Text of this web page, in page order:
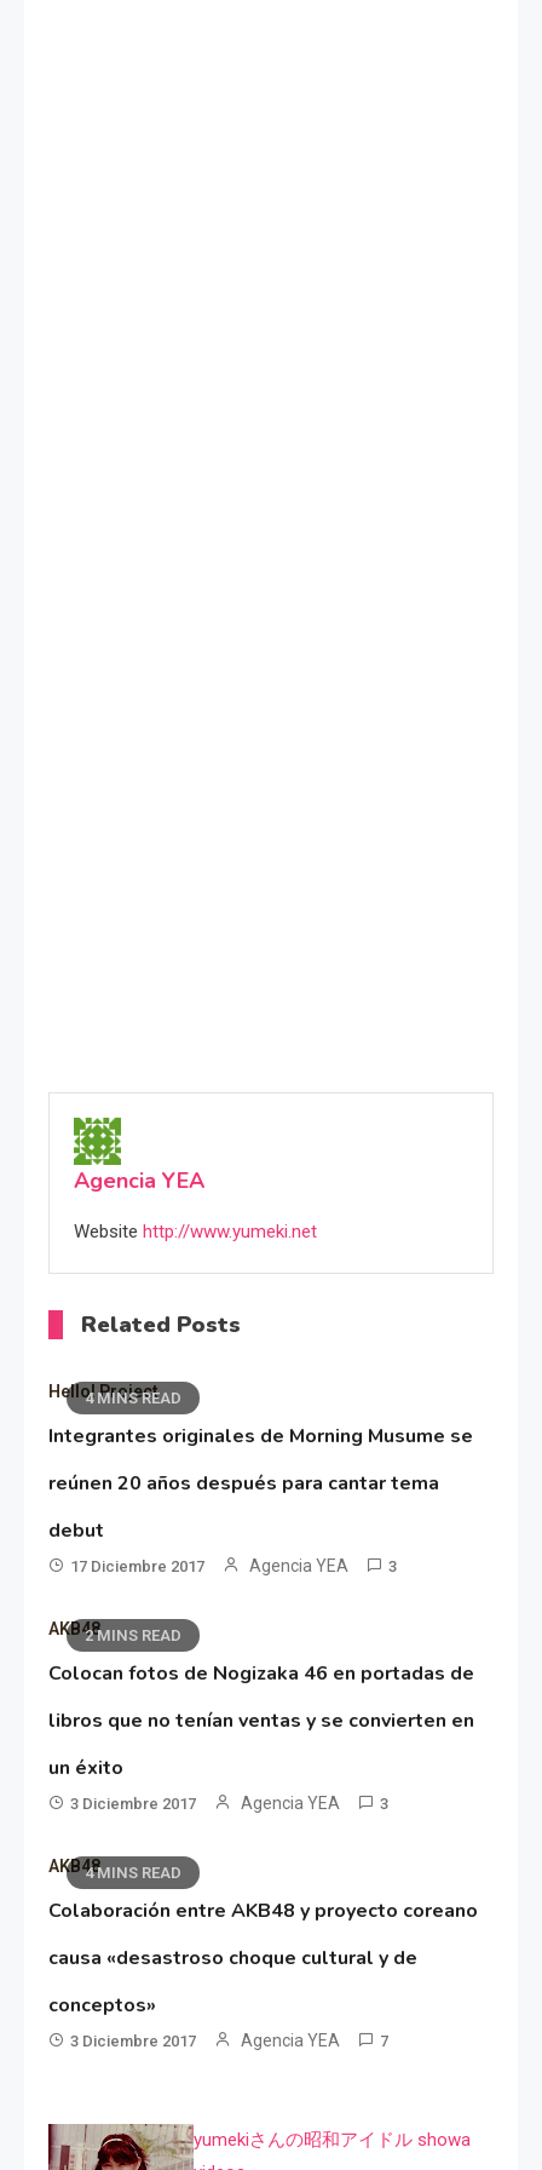
Agencia YEA
Website http://www.yumeki.net
Related Posts
4 MINS READ
Hello! Project
Integrantes originales de Morning Musume se
reúnen 20 años después para cantar tema
debut
17 Diciembre 2017 Agencia YEA 3
2 MINS READ
AKB48
Colocan fotos de Nogizaka 46 en portadas de
libros que no tenían ventas y se convierten en
un éxito
3 Diciembre 2017 Agencia YEA 3
4 MINS READ
AKB48
Colaboración entre AKB48 y proyecto coreano
causa «desastroso choque cultural y de
conceptos»
3 Diciembre 2017 Agencia YEA 7
yumekiさんの昭和アイドル showa